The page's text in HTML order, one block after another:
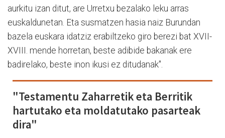
aurkitu izan ditut, are Urretxu bezalako leku arras
euskaldunetan. Eta susmatzen hasia naiz Burundan
bazela euskara idatziz erabiltzeko giro berezi bat XVII-
XVIII. mende horretan, beste adibide bakanak ere
badirelako, beste inon ikusi ez ditudanak".
"Testamentu Zaharretik eta Berritik
hartutako eta moldatutako pasarteak
dira"